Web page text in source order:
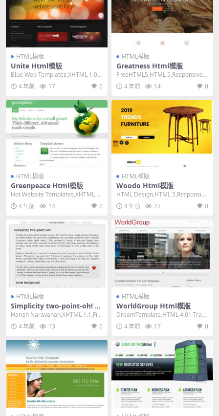
HTML模版
Unite Html模版
Blue Web Templates,XHTML 1.0 T
ransitiona...
4 年前 17 0
HTML模版
Greatness Html模版
FreeHTML5,HTML 5,Responsive,
Mixed Colum...
4 年前 14 0
HTML模版
Greenpeace Html模版
Hot Website Templates,XHTML 1.
0 Transiti...
4 年前 14 0
HTML模版
Woodo Html模版
HTML Design,HTML 5,Responsiv
e, 3 Columns...
4 年前 27 0
HTML模版
Simplicity two-point-oh! H
tml模版
Harish Narayanan,XHTML 1.1,Fix
ed Width, ...
4 年前 13 0
HTML模版
WorldGroup Html模版
DreamTemplate,HTML 4.01 Trans
itional,Fix...
4 年前 17 0